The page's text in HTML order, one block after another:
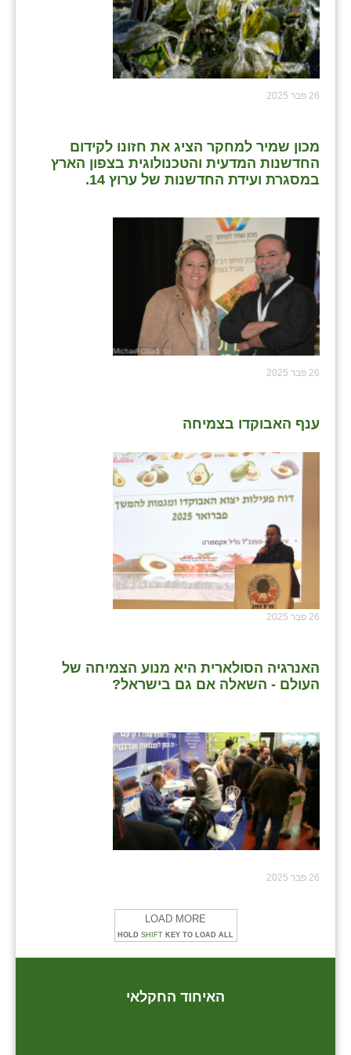
26 פבר 2025
מכון שמיר למחקר הציג את חזונו לקידום
החדשנות המדעית והטכנולוגית בצפון הארץ
במסגרת ועידת החדשנות של ערוץ 14.
26 פבר 2025
ענף האבוקדו בצמיחה
26 פבר 2025
האנרגיה הסולארית היא מנוע הצמיחה של
העולם - השאלה אם גם בישראל?
26 פבר 2025
LOAD MORE
HOLD SHIFT KEY TO LOAD ALL
האיחוד החקלאי
שבי ציון
שדה ורבורג
שדה צבי
שכניה
תלמי יוסף
בוסתן הגליל